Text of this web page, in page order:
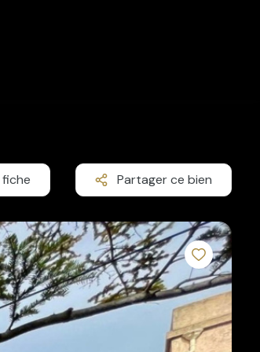
fiche Partager ce bien